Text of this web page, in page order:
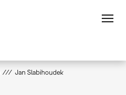
Jan Slabihoudek